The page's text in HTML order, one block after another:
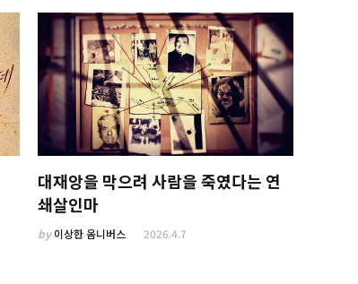
대재앙을 막으려 사람을 죽였다는 연
쇄살인마
by이상한 옴니버스 2026.4.7